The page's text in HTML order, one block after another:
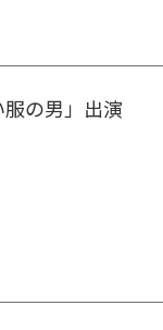
服の男」出演